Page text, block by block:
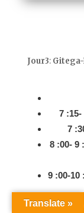
Jour3:
7 :15-
7
8 :00- 9
9 :00-10
10
Translate »